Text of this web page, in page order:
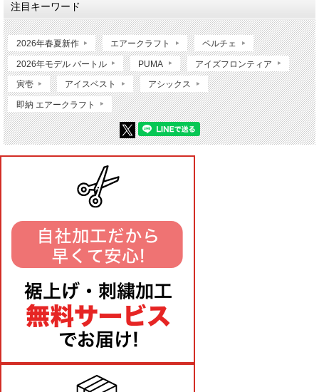
注目キーワード
2026年春夏新作 エアークラフト ペルチェ
2026年モデル バートル PUMA アイズフロンティア
寅壱 アイスベスト アシックス
即納 エアークラフト